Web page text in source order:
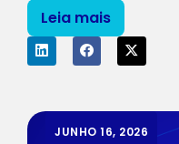
Leia mais
JUNHO 16, 2026